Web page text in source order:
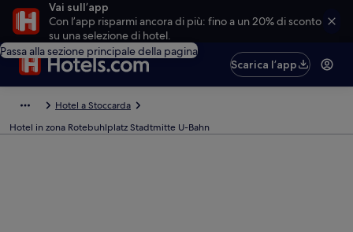
Vai sull’app
Con l’app risparmi ancora di più: fino a un 20% di sconto
su una selezione di hotel.
Passa alla sezione principale della pagina
Scarica l’app
Hotel a Stoccarda
Hotel in zona Rotebuhlplatz Stadtmitte U-Bahn